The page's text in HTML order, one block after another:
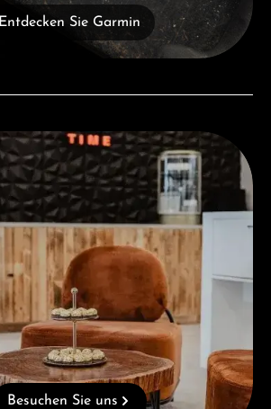
Entdecken Sie Garmin
Besuchen Sie uns